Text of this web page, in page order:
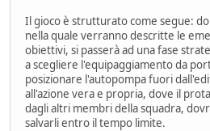
Il gioco è strutturato come segue:
nella quale verranno descritte le
obiettivi, si passerà ad una fase
a scegliere l'equipaggiamento da
posizionare l'autopompa fuori
all'azione vera e propria, dove il
dagli altri membri della squadra,
salvarli entro il tempo limite.